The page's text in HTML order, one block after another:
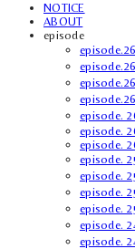
NOTICE
ABOUT
episode
episode.
episode.
episode.
episode.
episode.
episode.
episode.
episode.
episode.